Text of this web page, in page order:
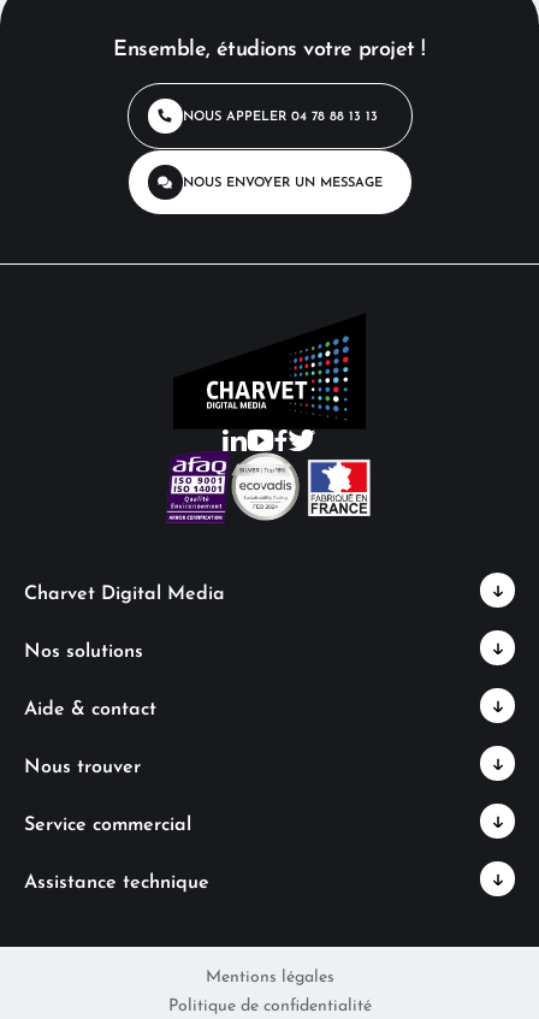
Ensemble, étudions votre projet !
NOUS APPELER04 78 88 13 13
NOUS ENVOYERUN MESSAGE
Charvet Digital Media
Nos solutions
Aide & contact
Nous trouver
Service commercial
Assistance technique
Mentions légales
Politique de confidentialité